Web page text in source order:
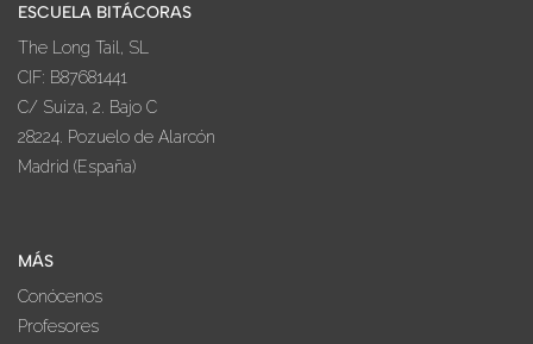
ESCUELA BITÁCORAS
The Long Tail, SL
CIF: B87681441
C/ Suiza, 2. Bajo C
28224. Pozuelo de Alarcón
Madrid (España)
MÁS
Conócenos
Profesores